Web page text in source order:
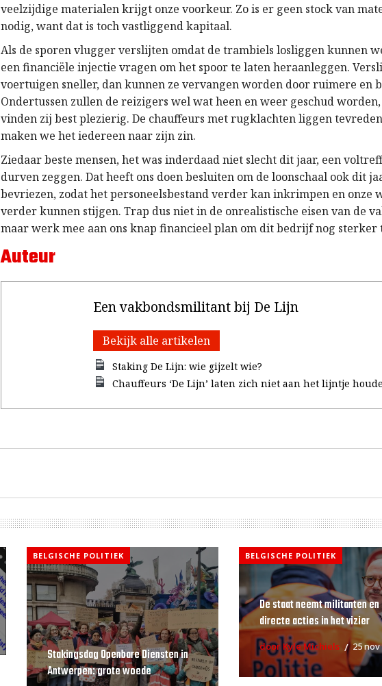
veelzijdige materialen krijgt onze voorkeur. Zo is er geen stock van
nodig, want dat is toch vastliggend kapitaal.
Als de sporen vlugger verslijten omdat de trambiels losliggen kunnen
een financiële injectie vragen om het spoor te laten heraanleggen.
voertuigen sneller, dan kunnen ze vervangen worden door ruimere en
Ondertussen zullen de reizigers wel wat heen en weer geschud
vinden zij best plezierig. De chauffeurs met rugklachten liggen
maken we het iedereen naar zijn zin.
Ziedaar beste mensen, het was inderdaad niet slecht dit jaar, een
durven zeggen. Dat heeft ons doen besluiten om de loonschaal ook dit
bevriezen, zodat het personeelsbestand verder kan inkrimpen en onze
verder kunnen stijgen. Trap dus niet in de onrealistische eisen van de
maar werk mee aan ons knap financieel plan om dit bedrijf nog sterker
Auteur
Een vakbondsmilitant bij De Lijn
Bekijk alle artikelen
Staking De Lijn: wie gijzelt wie?
Chauffeurs ‘De Lijn’ laten zich niet aan het lijntje
BELGISCHE POLITIEK
Stakingsdag Openbare Diensten in
Antwerpen: grote woede
BELGISCHE POLITIEK
De staat neemt militanten en
directe acties in het vizier
door Kyle Michiels 25 nov